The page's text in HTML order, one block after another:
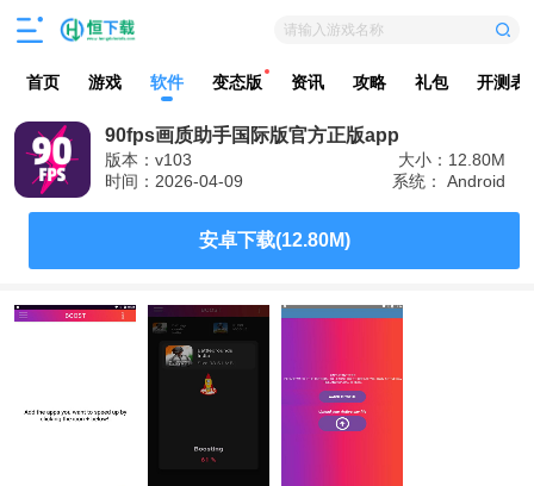
请输入游戏名称
首页 游戏 软件 变态版 资讯 攻略 礼包 开测表
90fps画质助手国际版官方正版app
版本：v103
大小：12.80M
时间：2026-04-09
系统： Android
安卓下载(12.80M)